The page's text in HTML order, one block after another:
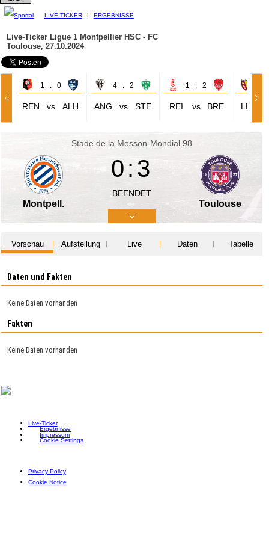
LIVE-TICKER | ERGEBNISSE
Live-Ticker Ligue 1 Montpellier HSC - FC
Toulouse, 27.10.2024
1 : 0
REN vs ALH
4 : 2
ANG vs STE
1 : 2
REI vs BRE LEN
Stade de la Mosson-Mondial 98
Montpell.
0:3
BEENDET
Toulouse
Vorschau Aufstellung Live Daten Tabelle
Daten und Fakten
Keine Daten vorhanden
Fakten
Keine Daten vorhanden
Live-Ticker
Ergebnisse
Impressum
Cookie Settings
Privacy Policy
Cookie Notice